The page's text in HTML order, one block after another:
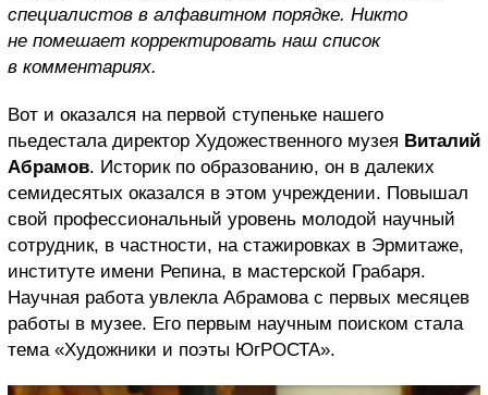
специалистов в алфавитном порядке. Никто
не помешает корректировать наш список
в комментариях.
Вот и оказался на первой ступеньке нашего
пьедестала директор Художественного музея Виталий
Абрамов. Историк по образованию, он в далеких
семидесятых оказался в этом учреждении. Повышал
свой профессиональный уровень молодой научный
сотрудник, в частности, на стажировках в Эрмитаже,
институте имени Репина, в мастерской Грабаря.
Научная работа увлекла Абрамова с первых месяцев
работы в музее. Его первым научным поиском стала
тема «Художники и поэты ЮгРОСТА».